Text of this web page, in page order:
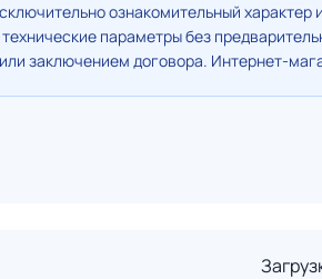
ознакомительный
параметры без
заключением договора. Интернет-